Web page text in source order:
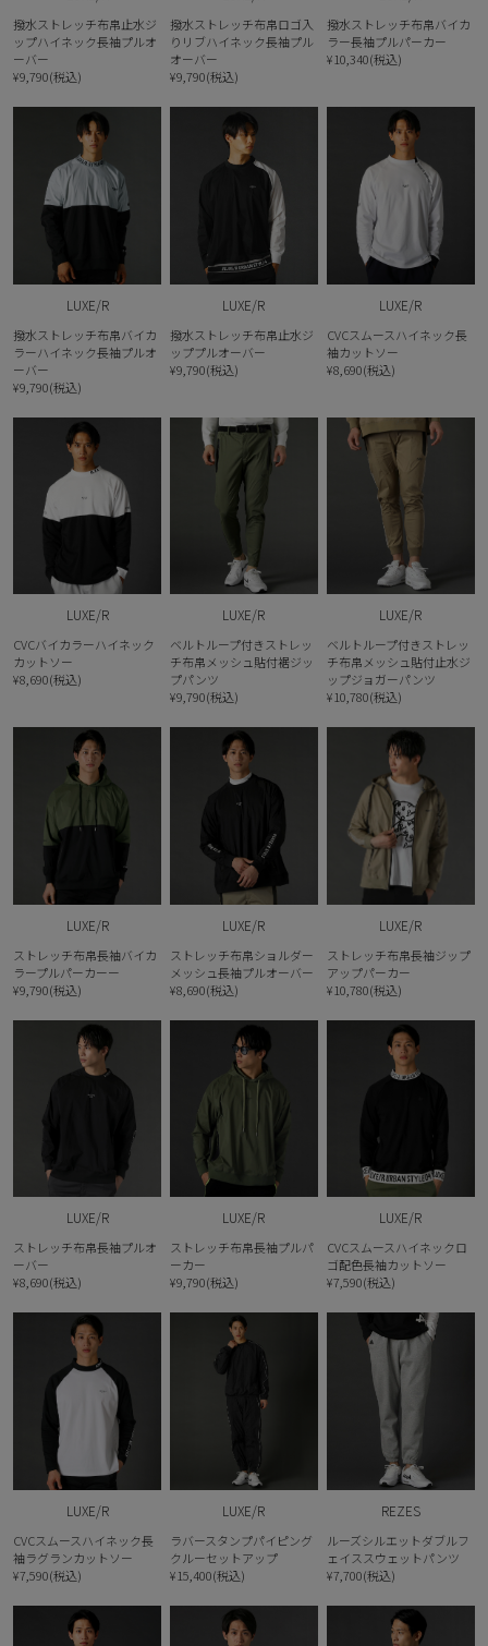
撥水ストレッチ布帛止水ジ
ップハイネック長袖プルオ
ーバー
¥9,790(税込)
撥水ストレッチ布帛ロゴ入
りリブハイネック長袖プル
オーバー
¥9,790(税込)
撥水ストレッチ布帛バイカ
ラー長袖プルパーカー
¥10,340(税込)
LUXE/R
撥水ストレッチ布帛バイカ
ラーハイネック長袖プルオ
ーバー
¥9,790(税込)
LUXE/R
撥水ストレッチ布帛止水ジ
ッププルオーバー
¥9,790(税込)
LUXE/R
CVCスムースハイネック長
袖カットソー
¥8,690(税込)
LUXE/R
CVCバイカラーハイネック
カットソー
¥8,690(税込)
LUXE/R
ベルトループ付きストレッ
チ布帛メッシュ貼付裾ジッ
プパンツ
¥9,790(税込)
LUXE/R
ベルトループ付きストレッ
チ布帛メッシュ貼付止水ジ
ップジョガーパンツ
¥10,780(税込)
LUXE/R
ストレッチ布帛長袖バイカ
ラープルパーカーー
¥9,790(税込)
LUXE/R
ストレッチ布帛ショルダー
メッシュ長袖プルオーバー
¥8,690(税込)
LUXE/R
ストレッチ布帛長袖ジップ
アップパーカー
¥10,780(税込)
LUXE/R
ストレッチ布帛長袖プルオ
ーバー
¥8,690(税込)
LUXE/R
ストレッチ布帛長袖プルパ
ーカー
¥9,790(税込)
LUXE/R
CVCスムースハイネックロ
ゴ配色長袖カットソー
¥7,590(税込)
LUXE/R
CVCスムースハイネック長
袖ラグランカットソー
¥7,590(税込)
LUXE/R
ラバースタンプパイピング
クルーセットアップ
¥15,400(税込)
REZES
ルーズシルエットダブルフ
ェイススウェットパンツ
¥7,700(税込)